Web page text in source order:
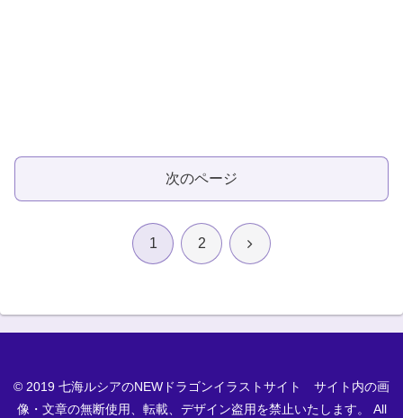
次のページ
1 2 次
© 2019 七海ルシアのNEWドラゴンイラストサイト サイト内の画
像・文章の無断使用、転載、デザイン盗用を禁止いたします。 All